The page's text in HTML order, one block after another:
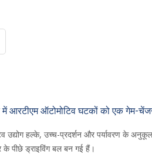
में आरटीएम ऑटोमोटिव घटकों को एक गेम-
उद्योग हल्के, उच्च-प्रदर्शन और पर्यावरण के अनुकूल
के पीछे ड्राइविंग बल बन गई हैं।